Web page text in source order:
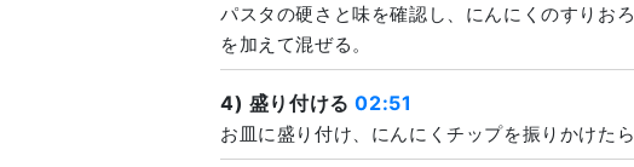
パスタの硬さと味を確認し、にんにくのすりお
を加えて混ぜる。
4) 盛り付ける02:51
お皿に盛り付け、にんにくチップを振りかけたら